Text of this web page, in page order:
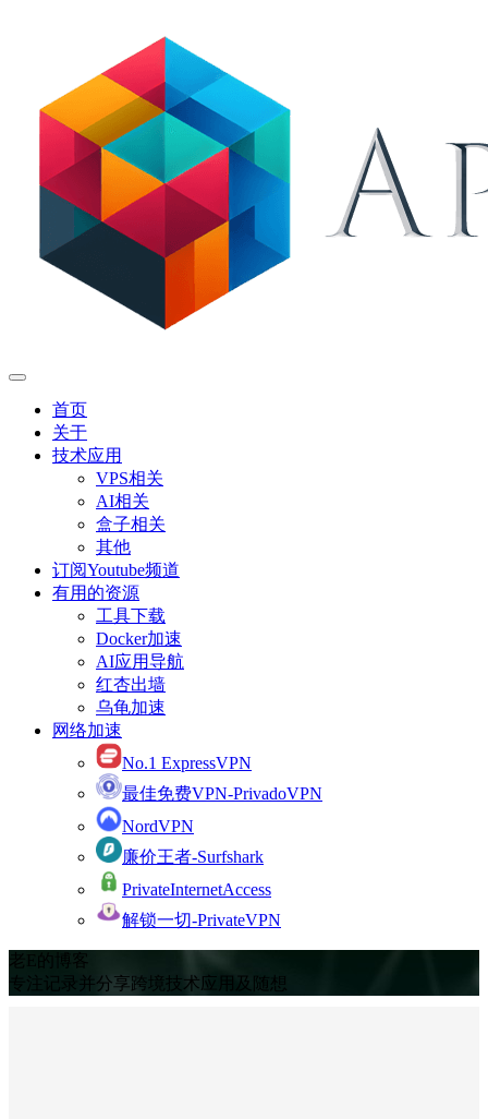
首页
关于
技术应用
VPS相关
AI相关
盒子相关
其他
订阅Youtube频道
有用的资源
工具下载
Docker加速
AI应用导航
红杏出墙
乌龟加速
网络加速
No.1 ExpressVPN
最佳免费VPN-PrivadoVPN
NordVPN
廉价王者-Surfshark
PrivateInternetAccess
解锁一切-PrivateVPN
老E的博客
专注记录并分享跨境技术应用及随想